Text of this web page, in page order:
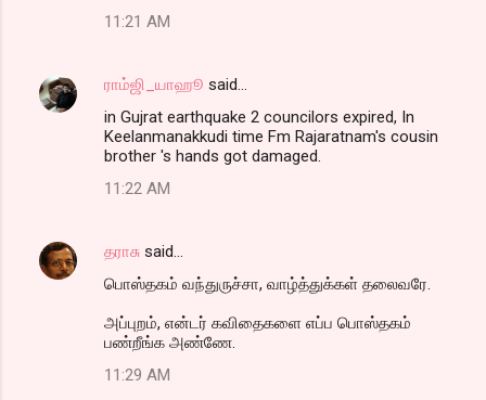
11:21 AM
ராம்ஜி_யாஹூ said…
in Gujrat earthquake 2 councilors expired, In
Keelanmanakkudi time Fm Rajaratnam's cousin
brother 's hands got damaged.
11:22 AM
தராசு said…
பொஸ்தகம் வந்துருச்சா, வாழ்த்துக்கள் தலைவரே.
அப்புறம், என்டர் கவிதைகளை எப்ப பொஸ்தகம்
பண்றீங்க அண்ணே.
11:29 AM